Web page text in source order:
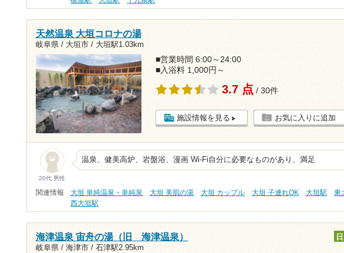
天然温泉 大垣コロナの湯
岐阜県 / 大垣市 / 大垣駅1.03km
■営業時間 6:00～24:00
■入浴料 1,000円～
3.7 点 / 30件
施設情報を見る お気に入りに追加
20代 男性
温泉、健美高炉、岩盤浴、漫画 Wi-Fi自分に必要なものがあり、満足
関連情報 大垣 単純温泉・単純泉 大垣 美肌の湯 大垣 カップル 大垣 子連れOK 大垣駅 東
西大垣駅
海津温泉 宙舟の湯（旧 海津温泉）
岐阜県 / 海津市 / 石津駅2.95km